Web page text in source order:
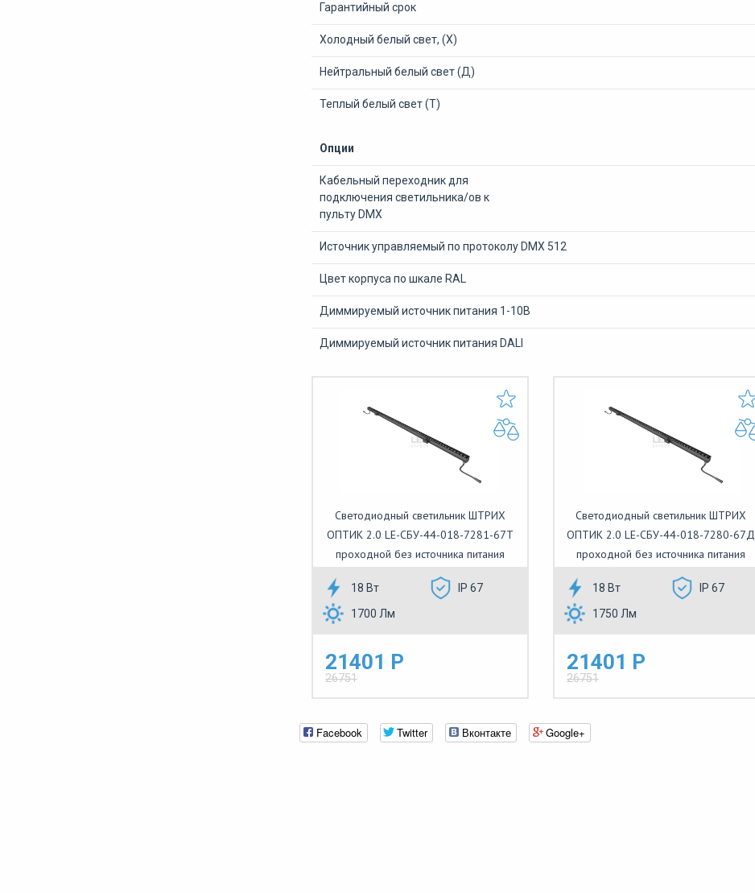
Гарантийный срок
Холодный белый свет, (Х)
Нейтральный белый свет (Д)
Теплый белый свет (Т)
Опции
Кабельный переходник для
подключения светильника/ов к
пульту DMX
Источник управляемый по протоколу DMX 512
Цвет корпуса по шкале RAL
Диммируемый источник питания 1-10В
Диммируемый источник питания DALI
Светодиодный светильник ШТРИХ
ОПТИК 2.0 LE-СБУ-44-018-7281-67Т
проходной без источника питания
18 Вт
IP 67
1700 Лм
21401 Р
26751
Светодиодный светильник ШТРИХ
ОПТИК 2.0 LE-СБУ-44-018-7280-67Д
проходной без источника питания
18 Вт
IP 67
1750 Лм
21401 Р
26751
Facebook Twitter Вконтакте Google+